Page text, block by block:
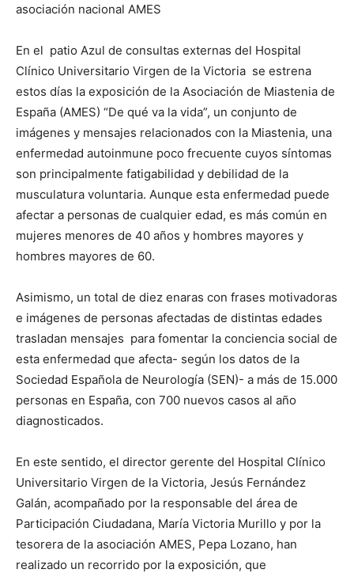
asociación nacional AMES
En el patio Azul de consultas externas del Hospital
Clínico Universitario Virgen de la Victoria se estrena
estos días la exposición de la Asociación de Miastenia de
España (AMES) “De qué va la vida”, un conjunto de
imágenes y mensajes relacionados con la Miastenia, una
enfermedad autoinmune poco frecuente cuyos síntomas
son principalmente fatigabilidad y debilidad de la
musculatura voluntaria. Aunque esta enfermedad puede
afectar a personas de cualquier edad, es más común en
mujeres menores de 40 años y hombres mayores y
hombres mayores de 60.
Asimismo, un total de diez enaras con frases motivadoras
e imágenes de personas afectadas de distintas edades
trasladan mensajes para fomentar la conciencia social de
esta enfermedad que afecta- según los datos de la
Sociedad Española de Neurología (SEN)- a más de 15.000
personas en España, con 700 nuevos casos al año
diagnosticados.
En este sentido, el director gerente del Hospital Clínico
Universitario Virgen de la Victoria, Jesús Fernández
Galán, acompañado por la responsable del área de
Participación Ciudadana, María Victoria Murillo y por la
tesorera de la asociación AMES, Pepa Lozano, han
realizado un recorrido por la exposición, que